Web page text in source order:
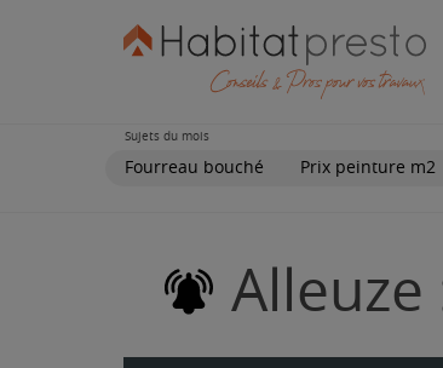
Sujets du mois
Fourreau bouché Prix peinture m2